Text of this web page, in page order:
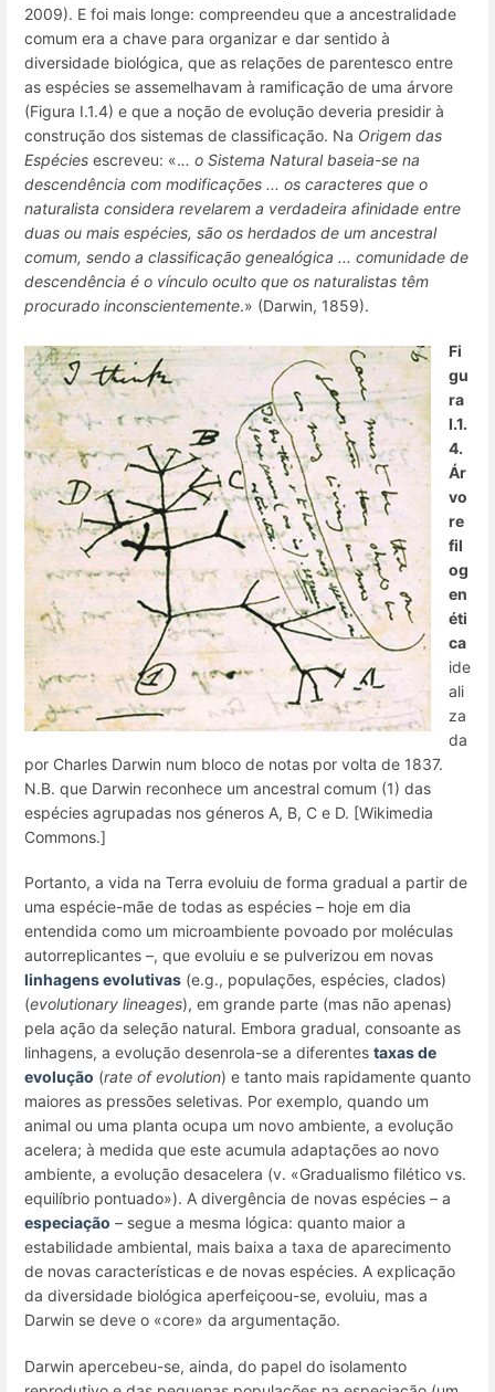
2009). E foi mais longe: compreendeu que a ancestralidade
comum era a chave para organizar e dar sentido à
diversidade biológica, que as relações de parentesco entre
as espécies se assemelhavam à ramificação de uma árvore
(Figura I.1.4) e que a noção de evolução deveria presidir à
construção dos sistemas de classificação. Na Origem das
Espécies escreveu: «... o Sistema Natural baseia-se na
descendência com modificações ... os caracteres que o
naturalista considera revelarem a verdadeira afinidade entre
duas ou mais espécies, são os herdados de um ancestral
comum, sendo a classificação genealógica ... comunidade de
descendência é o vínculo oculto que os naturalistas têm
procurado inconscientemente.» (Darwin, 1859).
Fi
gu
ra
I.1.
4.
Ár
vo
re
fil
og
en
éti
ca
ide
ali
za
da
por Charles Darwin num bloco de notas por volta de 1837.
N.B. que Darwin reconhece um ancestral comum (1) das
espécies agrupadas nos géneros A, B, C e D. [Wikimedia
Commons.]
Portanto, a vida na Terra evoluiu de forma gradual a partir de
uma espécie-mãe de todas as espécies – hoje em dia
entendida como um microambiente povoado por moléculas
autorreplicantes –, que evoluiu e se pulverizou em novas
linhagens evolutivas (e.g., populações, espécies, clados)
(evolutionary lineages), em grande parte (mas não apenas)
pela ação da seleção natural. Embora gradual, consoante as
linhagens, a evolução desenrola-se a diferentes taxas de
evolução (rate of evolution) e tanto mais rapidamente quanto
maiores as pressões seletivas. Por exemplo, quando um
animal ou uma planta ocupa um novo ambiente, a evolução
acelera; à medida que este acumula adaptações ao novo
ambiente, a evolução desacelera (v. «Gradualismo filético vs.
equilíbrio pontuado»). A divergência de novas espécies – a
especiação – segue a mesma lógica: quanto maior a
estabilidade ambiental, mais baixa a taxa de aparecimento
de novas características e de novas espécies. A explicação
da diversidade biológica aperfeiçoou-se, evoluiu, mas a
Darwin se deve o «core» da argumentação.
Darwin apercebeu-se, ainda, do papel do isolamento